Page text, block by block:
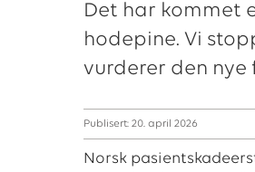
Det har kommet
hodepine. Vi
vurderer den nye
Publisert: 20. april 2026
Norsk